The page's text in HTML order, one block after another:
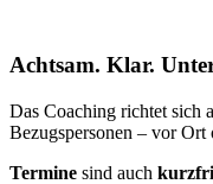
Achtsam. Klar.
Das Coaching richtet sich
Bezugspersonen – vor Ort
Termine sind auch